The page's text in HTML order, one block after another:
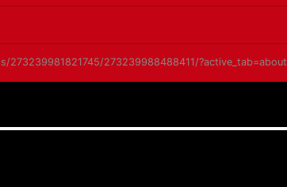
273239981821745/273239988488411/?active_tab=about